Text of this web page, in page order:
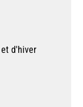
d'hiver